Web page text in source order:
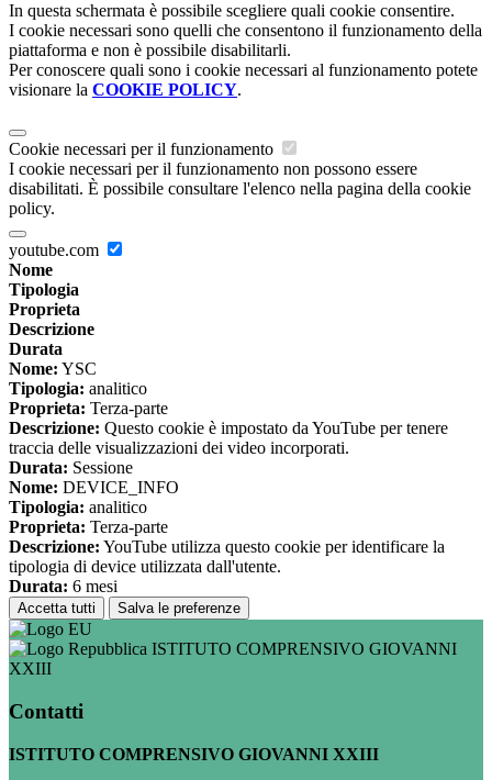
In questa schermata è possibile scegliere quali cookie consentire.
I cookie necessari sono quelli che consentono il funzionamento della
piattaforma e non è possibile disabilitarli.
Per conoscere quali sono i cookie necessari al funzionamento potete
visionare la COOKIE POLICY.
Cookie necessari per il funzionamento
I cookie necessari per il funzionamento non possono essere
disabilitati. È possibile consultare l'elenco nella pagina della cookie
policy.
youtube.com
Nome
Tipologia
Proprieta
Descrizione
Durata
Nome: YSC
Tipologia: analitico
Proprieta: Terza-parte
Descrizione: Questo cookie è impostato da YouTube per tenere
traccia delle visualizzazioni dei video incorporati.
Durata: Sessione
Nome: DEVICE_INFO
Tipologia: analitico
Proprieta: Terza-parte
Descrizione: YouTube utilizza questo cookie per identificare la
tipologia di device utilizzata dall'utente.
Durata: 6 mesi
Accetta tutti Salva le preferenze
ISTITUTO COMPRENSIVO GIOVANNI
XXIII
Contatti
ISTITUTO COMPRENSIVO GIOVANNI XXIII